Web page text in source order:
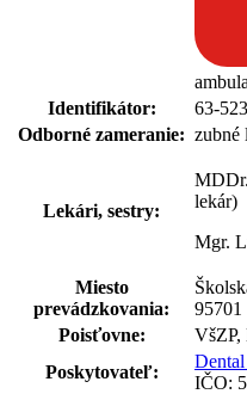
Identifikátor:
63-
Odborné zameranie: zubné
Lekári, sestry:
lekár)
Mgr.
Miesto
prevádzkovania:
95701
Poisťovne:
VšZP,
Poskytovateľ:
IČO: